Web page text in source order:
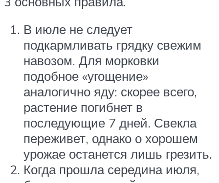
В июле не следует
подкармливать грядку свежим
навозом. Для морковки
подобное «угощение»
аналогично яду: скорее всего,
растение погибнет в
последующие 7 дней. Свекла
переживет, однако о хорошем
урожае останется лишь грезить.
Когда прошла середина июля,